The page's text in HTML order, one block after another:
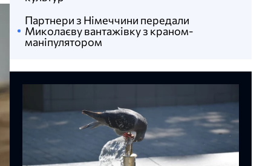
Партнери з Німеччини передали
Миколаєву вантажівку з краном-
маніпулятором